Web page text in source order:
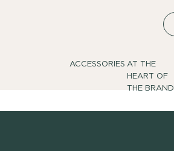
ACCESSORIES AT THE
HEART OF
THE BRAND